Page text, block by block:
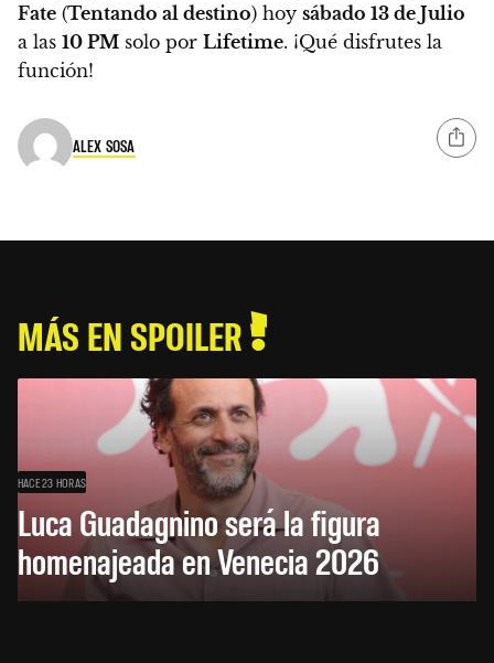
Fate (Tentando al destino) hoy sábado 13 de Julio
a las 10 PM solo por Lifetime. ¡Qué disfrutes la
función!
ALEX SOSA
MÁS EN SPOILER
HACE 23 HORAS
Luca Guadagnino será la figura
homenajeada en Venecia 2026